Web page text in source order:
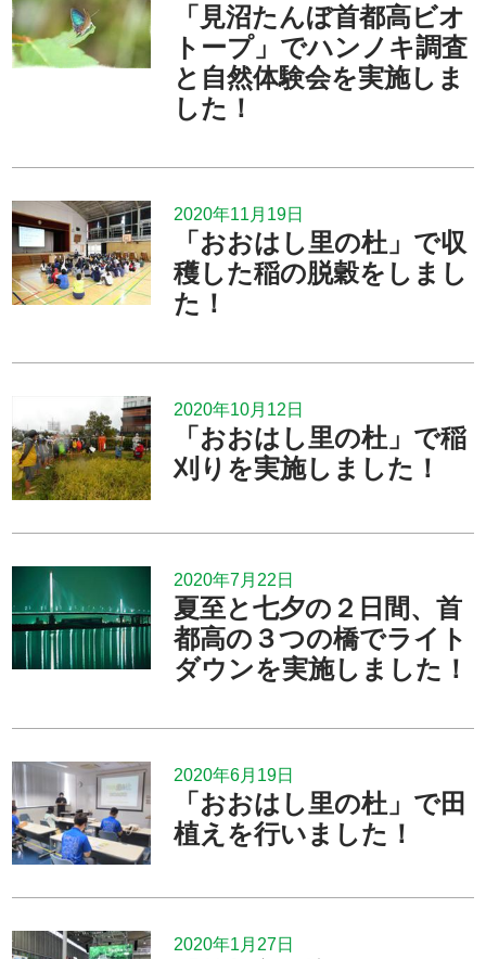
「見沼たんぼ首都高ビオ
トープ」でハンノキ調査
と自然体験会を実施しま
した！
2020年11月19日
「おおはし里の杜」で収
穫した稲の脱穀をしまし
た！
2020年10月12日
「おおはし里の杜」で稲
刈りを実施しました！
2020年7月22日
夏至と七夕の２日間、首
都高の３つの橋でライト
ダウンを実施しました！
2020年6月19日
「おおはし里の杜」で田
植えを行いました！
2020年1月27日